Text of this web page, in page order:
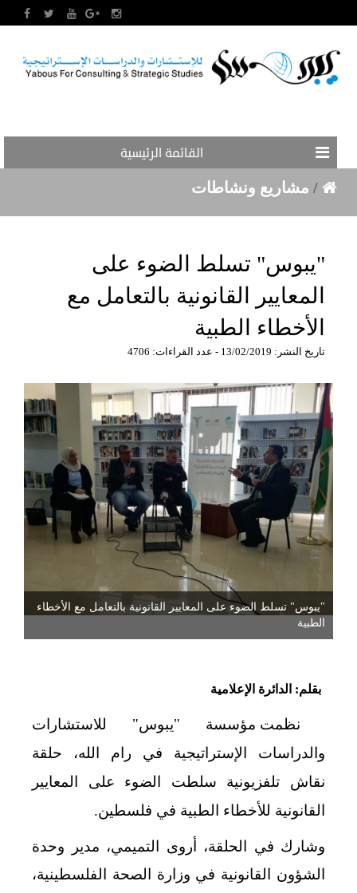
القائمة الرئيسية
/ مشاريع ونشاطات
"يبوس" تسلط الضوء على
المعايير القانونية بالتعامل مع
الأخطاء الطبية
تاريخ النشر: 13/02/2019 - عدد القراءات: 4706
"يبوس" تسلط الضوء على المعايير القانونية بالتعامل مع الأخطاء
الطبية
بقلم: الدائرة الإعلامية
نظمت مؤسسة "يبوس" للاستشارات
والدراسات الإستراتيجية في رام الله، حلقة
نقاش تلفزيونية سلطت الضوء على المعايير
القانونية للأخطاء الطبية في فلسطين.
وشارك في الحلقة، أروى التميمي، مدير وحدة
الشؤون القانونية في وزارة الصحة الفلسطينية،